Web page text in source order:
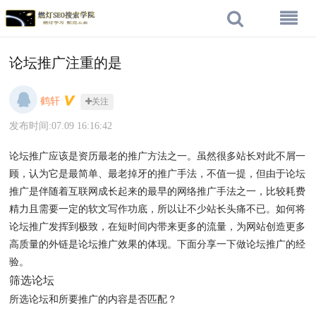
论坛推广注重的是
鹤轩 关注
发布时间:07.09 16:16:42
论坛推广应该是资历最老的推广方法之一。虽然很多站长对此不屑一
顾，认为它是最简单、最老掉牙的推广手法，不值一提，但由于论坛
推广是伴随着互联网成长起来的最早的网络推广手法之一，比较耗费
精力且需要一定的软文写作功底，所以让不少站长头痛不已。如何将
论坛推广发挥到极致，在短时间内带来更多的流量，为网站创造更多
高质量的外链是论坛推广效果的体现。下面分享一下做论坛推广的经
验。
筛选论坛
所选论坛和所要推广的内容是否匹配？